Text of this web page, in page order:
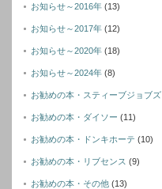
お知らせ～2016年 (13)
お知らせ～2017年 (12)
お知らせ～2020年 (18)
お知らせ～2024年 (8)
お勧めの本・スティーブジョブズ
お勧めの本・ダイソー (11)
お勧めの本・ドンキホーテ (10)
お勧めの本・リブセンス (9)
お勧めの本・その他 (13)